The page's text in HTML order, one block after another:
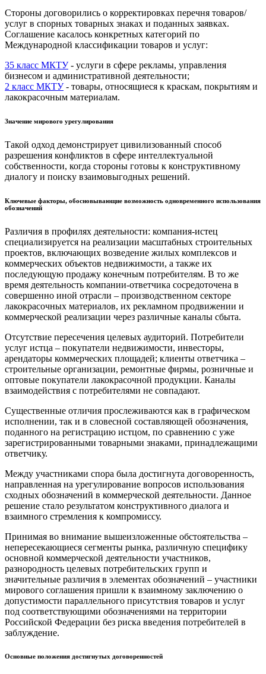
Стороны договорились о корректировках перечня товаров/
услуг в спорных товарных знаках и поданных заявках.
Соглашение касалось конкретных категорий по
Международной классификации товаров и услуг:
35 класс МКТУ- услуги в сфере рекламы, управления
бизнесом и административной деятельности;
2 класс МКТУ- товары, относящиеся к краскам, покрытиям и
лакокрасочным материалам.
Значение мирового урегулирования
Такой одход демонстрирует цивилизованный способ
разрешения конфликтов в сфере интеллектуальной
собственности, когда стороны готовы к конструктивному
диалогу и поиску взаимовыгодных решений.
Ключевые факторы, обосновывающие возможность одновременного использования
обозначений
Различия в профилях деятельности: компания-истец
специализируется на реализации масштабных строительных
проектов, включающих возведение жилых комплексов и
коммерческих объектов недвижимости, а также их
последующую продажу конечным потребителям. В то же
время деятельность компании-ответчика сосредоточена в
совершенно иной отрасли – производственном секторе
лакокрасочных материалов, их рекламном продвижении и
коммерческой реализации через различные каналы сбыта.
Отсутствие пересечения целевых аудиторий. Потребители
услуг истца – покупатели недвижимости, инвесторы,
арендаторы коммерческих площадей; клиенты ответчика –
строительные организации, ремонтные фирмы, розничные и
оптовые покупатели лакокрасочной продукции. Каналы
взаимодействия с потребителями не совпадают.
Существенные отличия прослеживаются как в графическом
исполнении, так и в словесной составляющей обозначения,
поданного на регистрацию истцом, по сравнению с уже
зарегистрированными товарными знаками, принадлежащими
ответчику.
Между участниками спора была достигнута договоренность,
направленная на урегулирование вопросов использования
сходных обозначений в коммерческой деятельности. Данное
решение стало результатом конструктивного диалога и
взаимного стремления к компромиссу.
Принимая во внимание вышеизложенные обстоятельства –
непересекающиеся сегменты рынка, различную специфику
основной коммерческой деятельности участников,
разнородность целевых потребительских групп и
значительные различия в элементах обозначений – участники
мирового соглашения пришли к взаимному заключению о
допустимости параллельного присутствия товаров и услуг
под соответствующими обозначениями на территории
Российской Федерации без риска введения потребителей в
заблуждение.
Основные положения достигнутых договоренностей